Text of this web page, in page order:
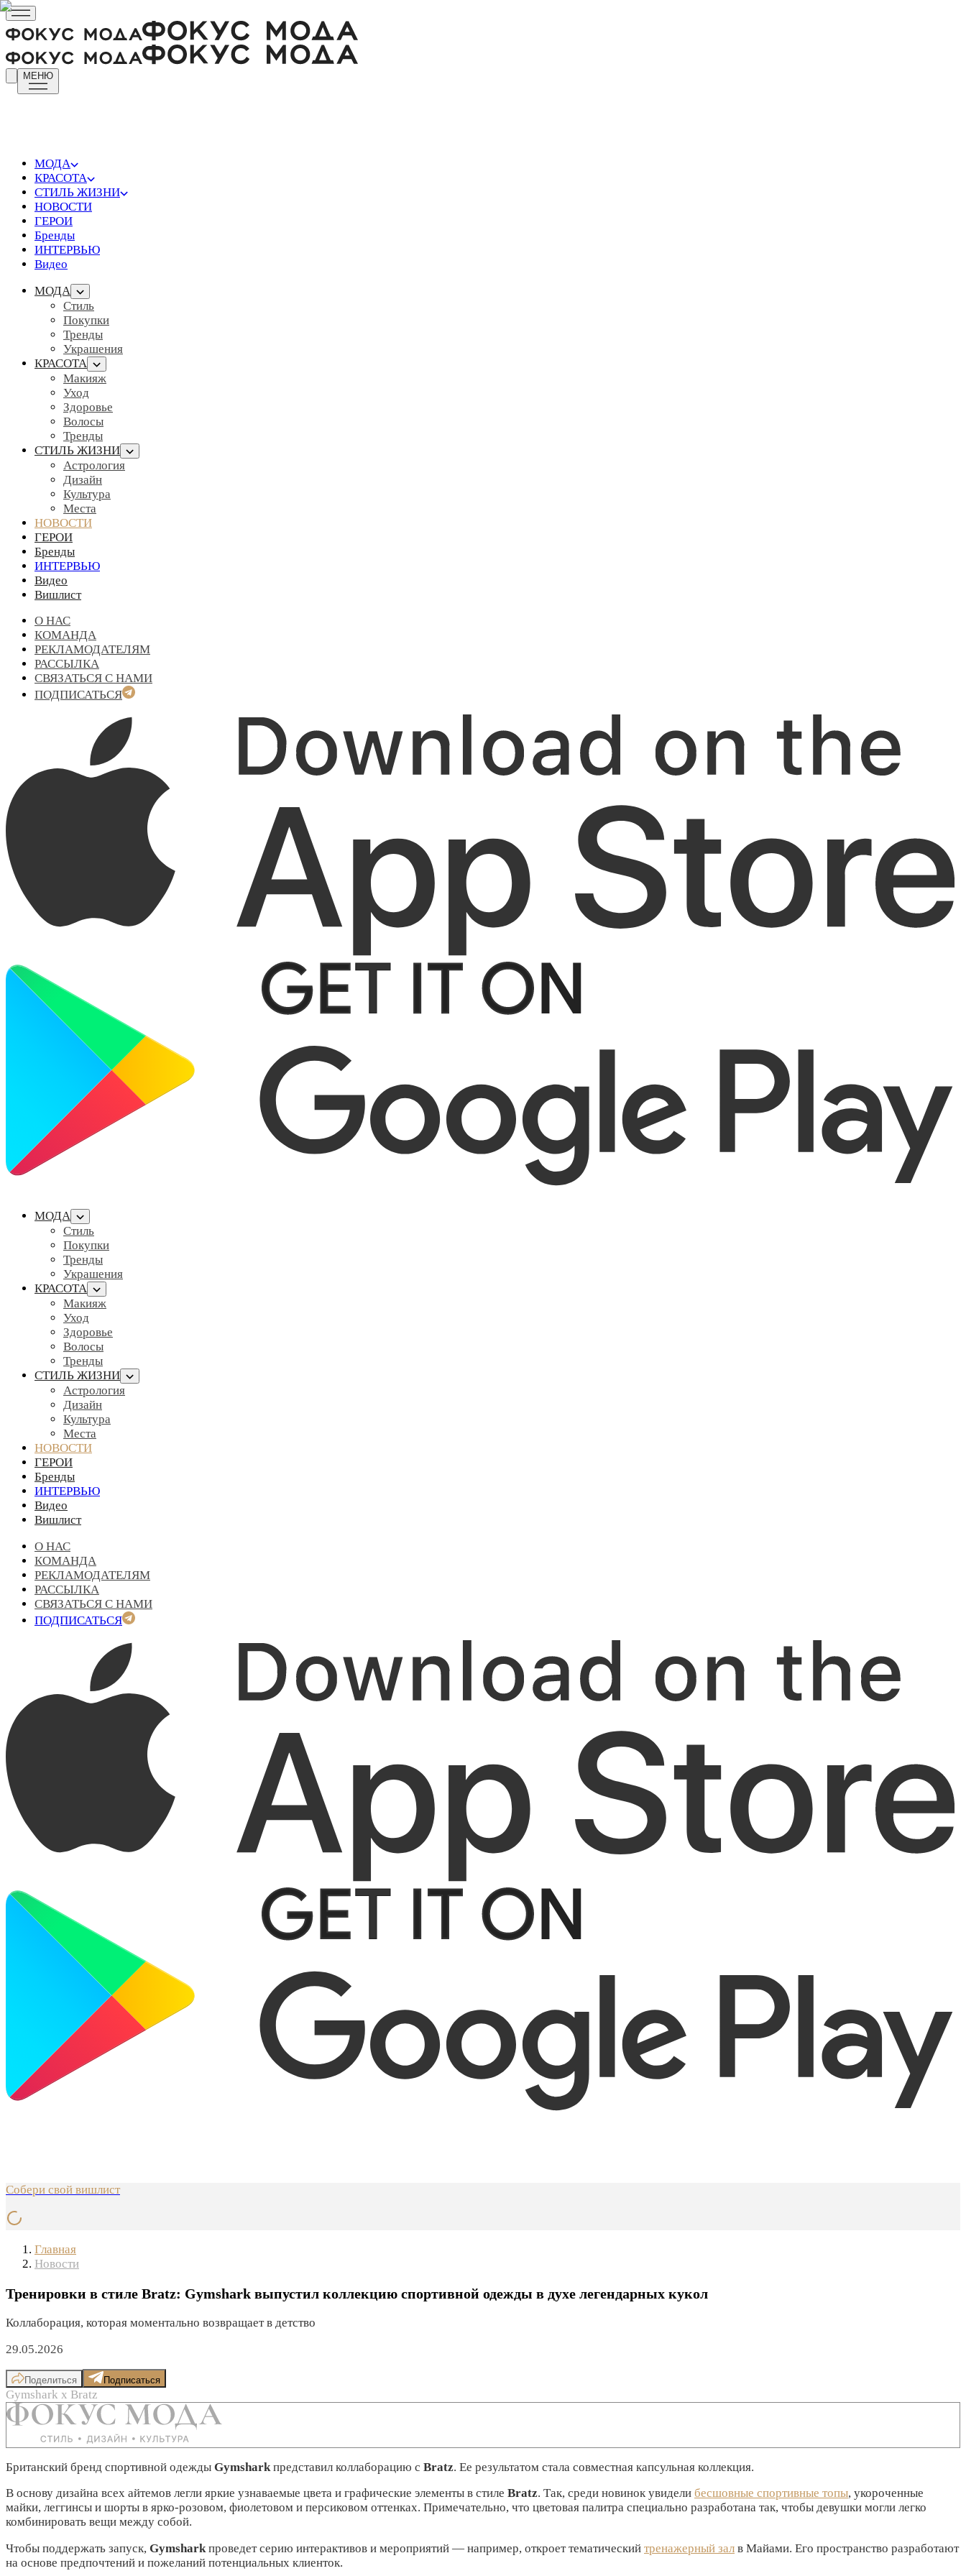
МЕНЮ
МОДА
КРАСОТА
СТИЛЬ ЖИЗНИ
НОВОСТИ
ГЕРОИ
Бренды
ИНТЕРВЬЮ
Видео
МОДА
Стиль
Покупки
Тренды
Украшения
КРАСОТА
Макияж
Уход
Здоровье
Волосы
Тренды
СТИЛЬ ЖИЗНИ
Астрология
Дизайн
Культура
Места
НОВОСТИ
ГЕРОИ
Бренды
ИНТЕРВЬЮ
Видео
Вишлист
О НАС
КОМАНДА
РЕКЛАМОДАТЕЛЯМ
РАССЫЛКА
СВЯЗАТЬСЯ С НАМИ
ПОДПИСАТЬСЯ
МОДА
Стиль
Покупки
Тренды
Украшения
КРАСОТА
Макияж
Уход
Здоровье
Волосы
Тренды
СТИЛЬ ЖИЗНИ
Астрология
Дизайн
Культура
Места
НОВОСТИ
ГЕРОИ
Бренды
ИНТЕРВЬЮ
Видео
Вишлист
О НАС
КОМАНДА
РЕКЛАМОДАТЕЛЯМ
РАССЫЛКА
СВЯЗАТЬСЯ С НАМИ
ПОДПИСАТЬСЯ
Собери свой вишлист
Главная
Новости
Тренировки в стиле Bratz: Gymshark выпустил коллекцию спортивной одежды в духе легендарных кукол
Коллаборация, которая моментально возвращает в детство
29.05.2026
Поделиться Подписаться
Gymshark х Bratz
Британский бренд спортивной одежды Gymshark представил коллаборацию с Bratz. Ее результатом стала совместная капсульная коллекция.
В основу дизайна всех айтемов легли яркие узнаваемые цвета и графические элементы в стиле Bratz. Так, среди новинок увидели бесшовные спортивные топы, укороченные
майки, леггинсы и шорты в ярко-розовом, фиолетовом и персиковом оттенках. Примечательно, что цветовая палитра специально разработана так, чтобы девушки могли легко
комбинировать вещи между собой.
Чтобы поддержать запуск, Gymsharkпроведет серию интерактивов и мероприятий — например, откроет тематический тренажерный зал в Майами. Его пространство разработают
на основе предпочтений и пожеланий потенциальных клиенток.